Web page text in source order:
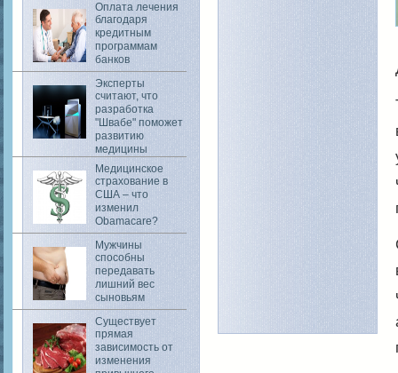
Оплата лечения
благодаря
кредитным
программам
банков
Эксперты
считают, что
разработка
"Швабе" поможет
развитию
медицины
Медицинское
страхование в
США – что
изменил
Obamacare?
Мужчины
способны
передавать
лишний вес
сыновьям
Существует
прямая
зависимость от
изменения